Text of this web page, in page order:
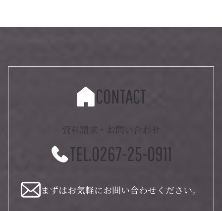
CONTACT
資料請求・お問い合わせ
TEL.0267-25-0911
まずはお気軽にお問い合わせください。